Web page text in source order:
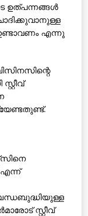
ഉത്പന്നങ്ങള്‍
എന്നു
സ്റ്റീവ്